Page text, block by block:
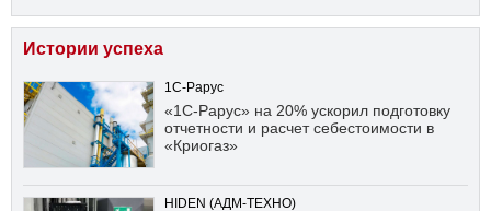
Истории успеха
1С-Рарус
«1С-Рарус» на 20% ускорил подготовку
отчетности и расчет себестоимости в
«Криогаз»
HIDEN (АДМ-ТЕХНО)